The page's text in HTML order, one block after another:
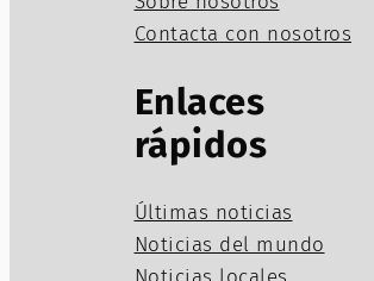
Contacta con nosotros
Enlaces
rápidos
Últimas noticias
Noticias del mundo